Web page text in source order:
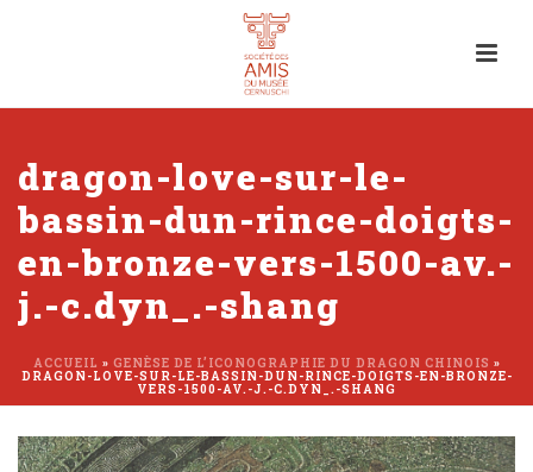
dragon-love-sur-le-
bassin-dun-rince-doigts-
en-bronze-vers-1500-av.-
j.-c.dyn_.-shang
ACCUEIL » GENÈSE DE L’ICONOGRAPHIE DU DRAGON CHINOIS »
DRAGON-LOVE-SUR-LE-BASSIN-DUN-RINCE-DOIGTS-EN-BRONZE-
VERS-1500-AV.-J.-C.DYN_.-SHANG